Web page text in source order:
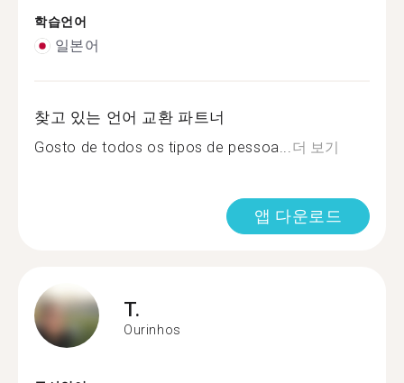
학습언어
일본어
찾고 있는 언어 교환 파트너
Gosto de todos os tipos de pessoa...더 보기
앱 다운로드
T.
Ourinhos